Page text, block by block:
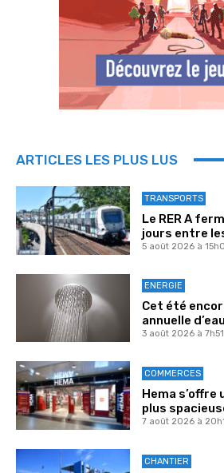
ARTICLES LES PLUS LUS
TRANSPORTS
Le RER A
jours entre
5 août 2026 à
ENERGIE
Cet été
annuelle
3 août 2026 à 7h51
COMMERCES
Hema s’offre
plus
7 août 2026 à
CHANTIER